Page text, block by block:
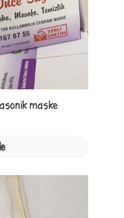
maske